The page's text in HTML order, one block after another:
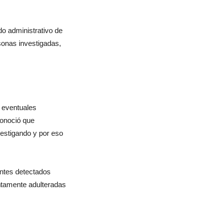
administrativo de
investigadas,
que
y por eso
detectados
adulteradas